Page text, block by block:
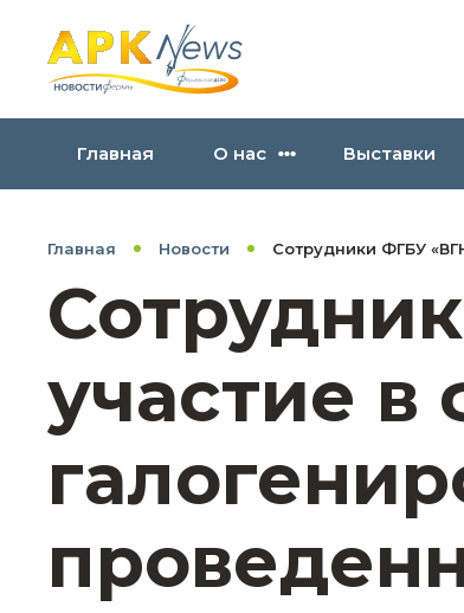
Главная О нас Выставки
Главная Новости Сотрудники ФГБУ
участие